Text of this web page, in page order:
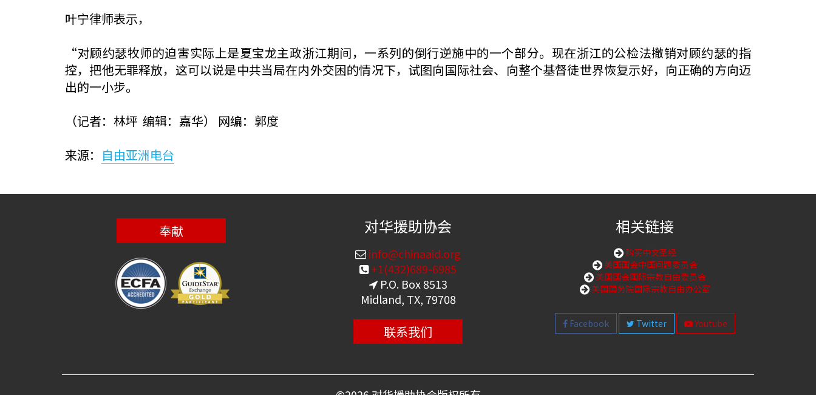
叶宁律师表示，
“对顾约瑟牧师的迫害实际上是夏宝龙主政浙江期间，一系列的倒行逆施中的一个部分。现在浙江的公检法撤销对顾约瑟的指
控，把他无罪释放，这可以说是中共当局在内外交困的情况下，试图向国际社会、向整个基督徒世界恢复示好，向正确的方向迈
出的一小步。
（记者：林坪 编辑：嘉华） 网编：郭度
来源： 自由亚洲电台
奉献 对华援助协会
info@chinaaid.org
+1(432)689-6985
P.O. Box 8513
Midland, TX, 79708
联系我们
相关链接
购买中文圣经
美国国会中国问题委员会
美国国会国际宗教自由委员会
美国国务院国际宗教自由办公室
Facebook Twitter Youtube